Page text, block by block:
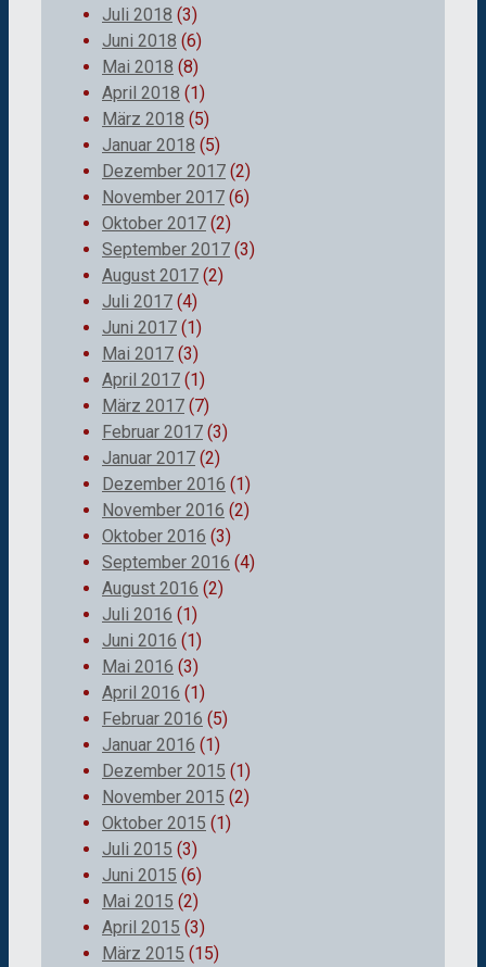
Juli 2018 (3)
Juni 2018 (6)
Mai 2018 (8)
April 2018 (1)
März 2018 (5)
Januar 2018 (5)
Dezember 2017 (2)
November 2017 (6)
Oktober 2017 (2)
September 2017 (3)
August 2017 (2)
Juli 2017 (4)
Juni 2017 (1)
Mai 2017 (3)
April 2017 (1)
März 2017 (7)
Februar 2017 (3)
Januar 2017 (2)
Dezember 2016 (1)
November 2016 (2)
Oktober 2016 (3)
September 2016 (4)
August 2016 (2)
Juli 2016 (1)
Juni 2016 (1)
Mai 2016 (3)
April 2016 (1)
Februar 2016 (5)
Januar 2016 (1)
Dezember 2015 (1)
November 2015 (2)
Oktober 2015 (1)
Juli 2015 (3)
Juni 2015 (6)
Mai 2015 (2)
April 2015 (3)
März 2015 (15)